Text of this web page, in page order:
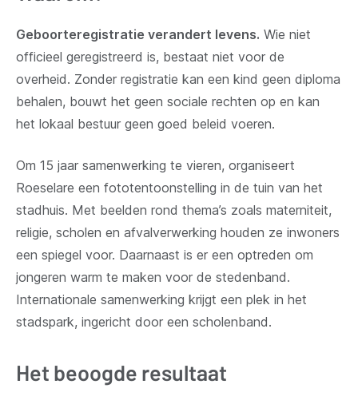
Geboorteregistratie verandert levens. Wie niet
officieel geregistreerd is, bestaat niet voor de
overheid. Zonder registratie kan een kind geen diploma
behalen, bouwt het geen sociale rechten op en kan
het lokaal bestuur geen goed beleid voeren.
Om 15 jaar samenwerking te vieren, organiseert
Roeselare een fototentoonstelling in de tuin van het
stadhuis. Met beelden rond thema’s zoals materniteit,
religie, scholen en afvalverwerking houden ze inwoners
een spiegel voor. Daarnaast is er een optreden om
jongeren warm te maken voor de stedenband.
Internationale samenwerking krijgt een plek in het
stadspark, ingericht door een scholenband.
Het beoogde resultaat